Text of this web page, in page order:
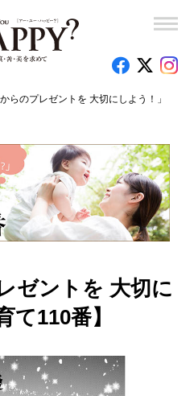
からのプレゼントを 大切にしよう！」
ゼントを 大切に
て110番】